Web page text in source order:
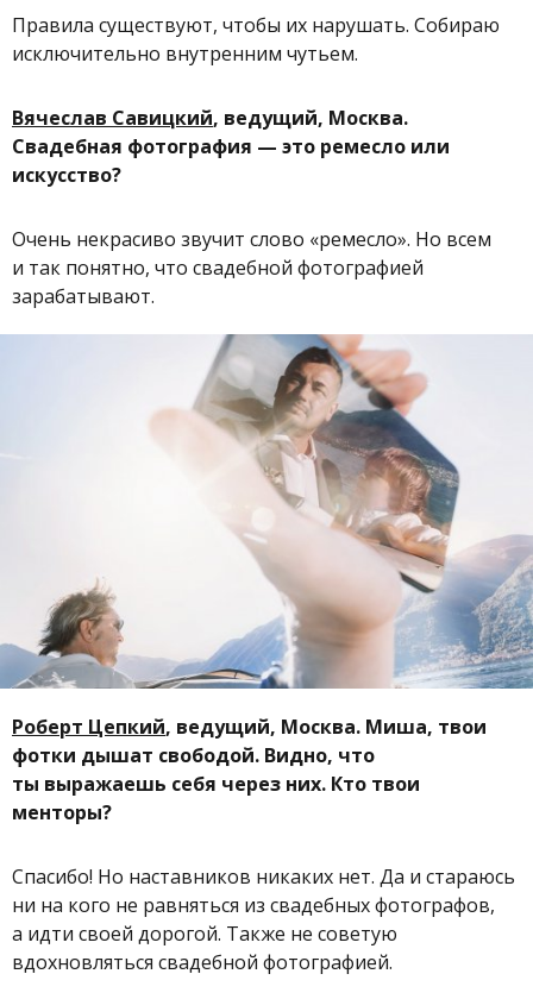
Правила существуют, чтобы их нарушать. Собираю
исключительно внутренним чутьем.
Вячеслав Савицкий, ведущий, Москва.
Свадебная фотография — это ремесло или
искусство?
Очень некрасиво звучит слово «ремесло». Но всем
и так понятно, что свадебной фотографией
зарабатывают.
Роберт Цепкий, ведущий, Москва. Миша, твои
фотки дышат свободой. Видно, что
ты выражаешь себя через них. Кто твои
менторы?
Спасибо! Но наставников никаких нет. Да и стараюсь
ни на кого не равняться из свадебных фотографов,
а идти своей дорогой. Также не советую
вдохновляться свадебной фотографией.